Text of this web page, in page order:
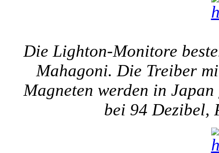
Die Lighton-Monitore
Mahagoni. Die Treiber
Magneten werden in
bei 94 Dezibel,